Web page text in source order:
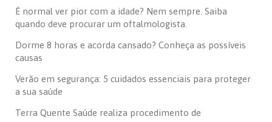
É normal ver pior com a idade? Nem sempre. Saiba
quando deve procurar um oftalmologista.
Dorme 8 horas e acorda cansado? Conheça as possíveis
causas
Verão em segurança: 5 cuidados essenciais para proteger
a sua saúde
Terra Quente Saúde realiza procedimento de